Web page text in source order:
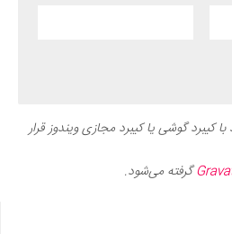
کیبرد گوشی یا کیبرد مجازی ویندوز قرار
گرفته می‌شود.